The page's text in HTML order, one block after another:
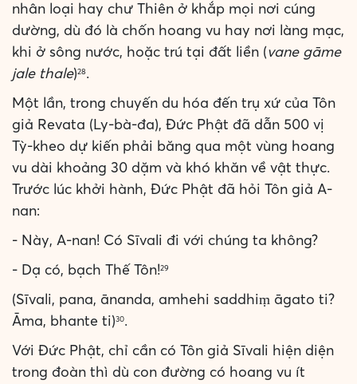
nhân loại hay chư Thiên ở khắp mọi nơi cúng
dường, dù đó là chốn hoang vu hay nơi làng mạc,
khi ở sông nước, hoặc trú tại đất liền (vane gāme
jale thale)28.
Một lần, trong chuyến du hóa đến trụ xứ của Tôn
giả Revata (Ly-bà-đa), Đức Phật đã dẫn 500 vị
Tỳ-kheo dự kiến phải băng qua một vùng hoang
vu dài khoảng 30 dặm và khó khăn về vật thực.
Trước lúc khởi hành, Đức Phật đã hỏi Tôn giả A-
nan:
- Này, A-nan! Có Sīvali đi với chúng ta không?
- Dạ có, bạch Thế Tôn!29
(Sīvali, pana, ānanda, amhehi saddhiṃ āgato ti?
Āma, bhante ti)30.
Với Đức Phật, chỉ cần có Tôn giả Sīvali hiện diện
trong đoàn thì dù con đường có hoang vu ít